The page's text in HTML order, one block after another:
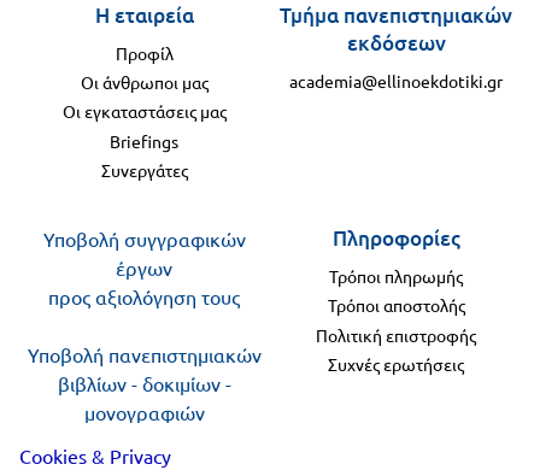
Η εταιρεία
Προφίλ
Οι άνθρωποι μας
Οι εγκαταστάσεις μας
Briefings
Συνεργάτες
Τμήμα πανεπιστημιακών
εκδόσεων
academia@ellinoekdotiki.gr
Πληροφορίες
Τρόποι πληρωμής
Τρόποι αποστολής
Πολιτική επιστροφής
Συχνές ερωτήσεις
Υποβολή συγγραφικών
έργων
προς αξιολόγηση τους
Υποβολή πανεπιστημιακών
βιβλίων - δοκιμίων -
μονογραφιών
Cookies & Privacy